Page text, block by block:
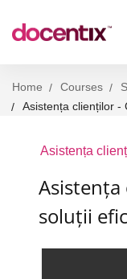
Home Courses
Asistența clienților -
Asistența
Asistența
soluții